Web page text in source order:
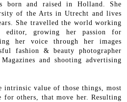
born and raised in Holland. She
of the Arts in Utrecht and lives
She travelled the world working
editor, growing her passion for
her voice through her images
fashion & beauty photographer
and shooting advertising
intrinsic value of those things, most
others, that move her. Resulting